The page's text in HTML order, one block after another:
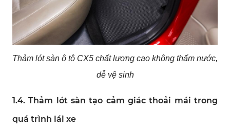
Thảm lót sàn ô tô CX5 chất lượng cao không thấm nước,
dễ vệ sinh
1.4. Thảm lót sàn tạo cảm giác thoải mái trong
quá trình lái xe